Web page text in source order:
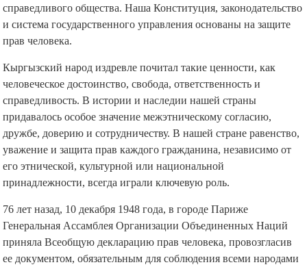
справедливого общества. Наша Конституция, законодательство
и система государственного управления основаны на защите
прав человека.
Кыргызский народ издревле почитал такие ценности, как
человеческое достоинство, свобода, ответственность и
справедливость. В истории и наследии нашей страны
придавалось особое значение межэтническому согласию,
дружбе, доверию и сотрудничеству. В нашей стране равенство,
уважение и защита прав каждого гражданина, независимо от
его этнической, культурной или национальной
принадлежности, всегда играли ключевую роль.
76 лет назад, 10 декабря 1948 года, в городе Париже
Генеральная Ассамблея Организации Объединенных Наций
приняла Всеобщую декларацию прав человека, провозгласив
ее документом, обязательным для соблюдения всеми народами